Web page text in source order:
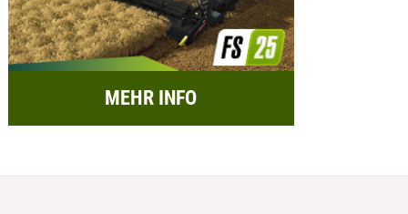
MEHR INFO